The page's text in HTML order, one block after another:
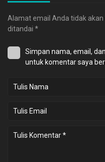
Alamat email Anda tidak akan
ditandai *
Simpan nama, email,
untuk komentar saya